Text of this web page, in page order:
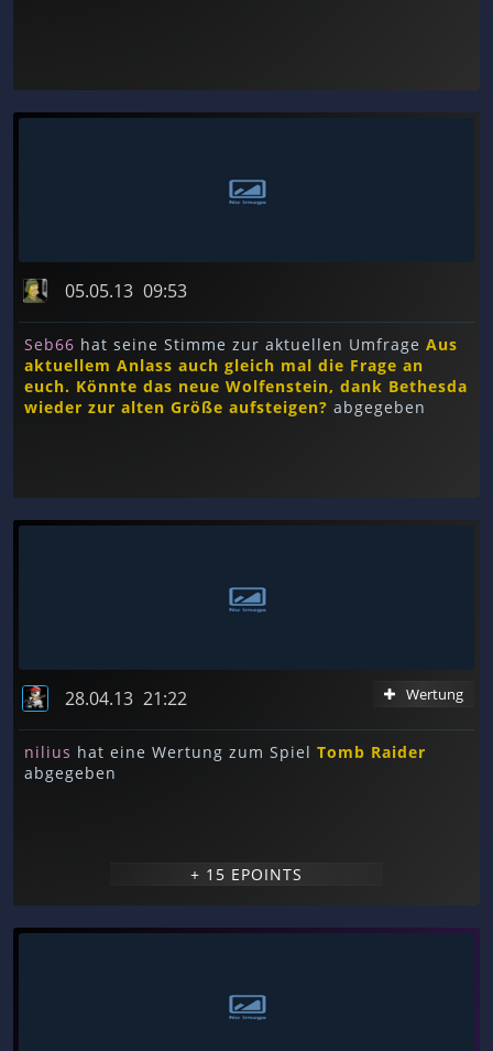
05.05.13 09:53
Seb66 hat seine Stimme zur aktuellen Umfrage Aus
aktuellem Anlass auch gleich mal die Frage an
euch. Könnte das neue Wolfenstein, dank Bethesda
wieder zur alten Größe aufsteigen? abgegeben
Wertung
28.04.13 21:22
nilius hat eine Wertung zum Spiel Tomb Raider
abgegeben
+ 15 EPOINTS